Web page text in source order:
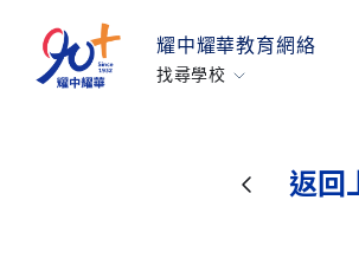
耀中耀華教育網絡
找尋學校
美國矽谷耀中 返回